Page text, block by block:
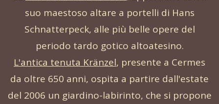
suo maestoso altare a portelli di Hans
Schnatterpeck, alle più belle opere del
periodo tardo gotico altoatesino.
L'antica tenuta Kränzel, presente a Cermes
da oltre 650 anni, ospita a partire dall'estate
del 2006 un giardino-labirinto, che si propone